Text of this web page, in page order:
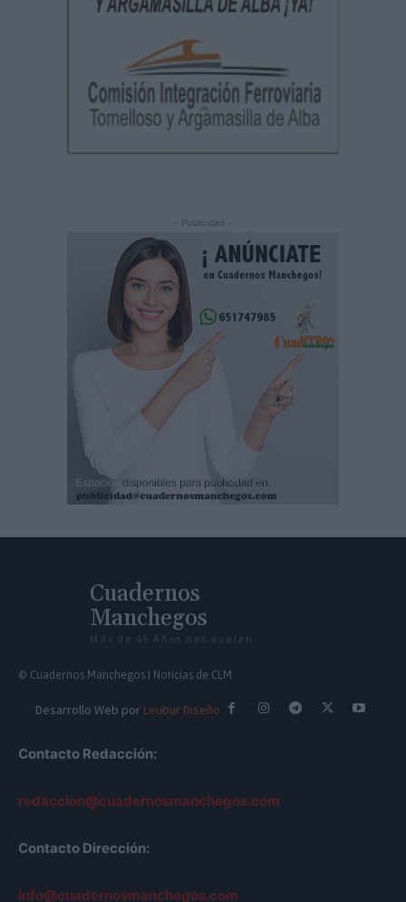
- Publicidad -
Cuadernos
Manchegos
Más de 45 Años nos avalan
© Cuadernos Manchegos | Noticias de CLM
Desarrollo Web por Leubur Diseño
Contacto Redacción:
redaccion@cuadernosmanchegos.com
Contacto Dirección:
info@cuadernosmanchegos.com